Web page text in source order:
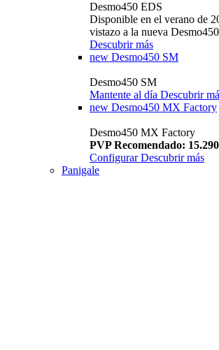
Desmo450 EDS
Disponible en el verano de
vistazo a la nueva
Descubrir más
new Desmo450 SM
Desmo450 SM
Mantente al día Descubrir
new Desmo450 MX Factory
Desmo450 MX Factory
PVP Recomendado:
Configurar Descubrir más
Panigale